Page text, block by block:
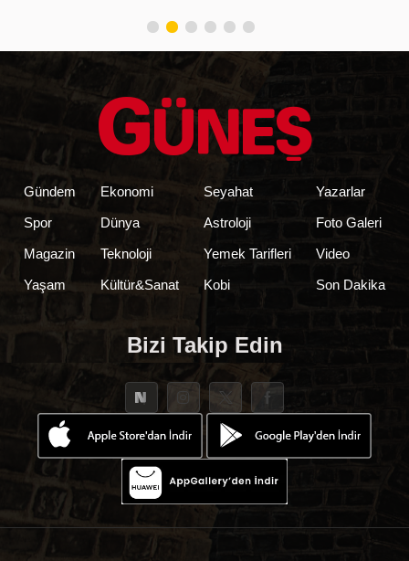
Gündem
Spor
Magazin
Yaşam
Ekonomi
Dünya
Teknoloji
Kültür&Sanat
Seyahat
Astroloji
Yemek Tarifleri
Kobi
Yazarlar
Foto Galeri
Video
Son Dakika
Bizi Takip Edin